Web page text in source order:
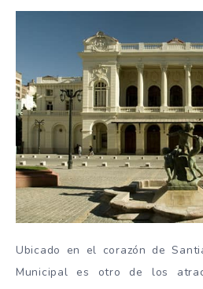
Ubicado en el corazón de
Municipal es otro de los